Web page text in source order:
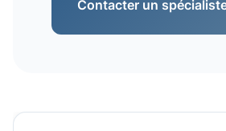
Contacter un